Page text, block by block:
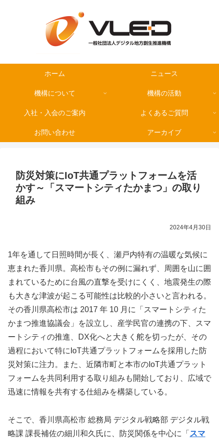
ホーム ニュース
機構について 機構の活動
入社・入会のご案内 よくあるご質問
お問い合わせ アーカイブ
防災対策にIoT共通プラットフォームを活
かす～「スマートシティたかまつ」の取り
組み
2024年4月30日
1年を通して日照時間が長く、瀬戸内特有の温暖な気候に
恵まれた香川県。高松市もその例に漏れず、周囲を山に囲
まれているために台風の直撃を受けにくく、地震発生の際
も大きな津波が起こる可能性は比較的小さいと言われる。
その香川県高松市は 2017 年 10 月に「スマートシティた
かまつ推進協議会」を設立し、産学民官の連携の下、スマ
ートシティの推進、DX化へと大きく舵を切ったが、その
過程において特にIoT共通プラットフォームを採用した防
災対策に注力。また、近隣市町と本市のIoT共通プラット
フォームを共同利用する取り組みも開始しており、広域で
迅速に情報を共有する仕組みを構築している。
そこで、香川県高松市 総務局 デジタル戦略部 デジタル戦
略課 課長補佐の細川和久氏に、防災関係を中心に「 スマ